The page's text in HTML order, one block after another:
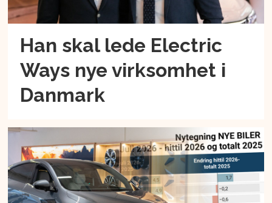
Han skal lede Electric
Ways nye virksomhet i
Danmark